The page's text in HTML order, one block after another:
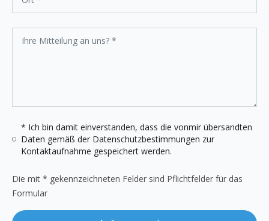
* Ich bin damit einverstanden, dass die vonmir übersandten
Daten gemäß der Datenschutzbestimmungen zur
Kontaktaufnahme gespeichert werden.
Die mit * gekennzeichneten Felder sind Pflichtfelder für das
Formular